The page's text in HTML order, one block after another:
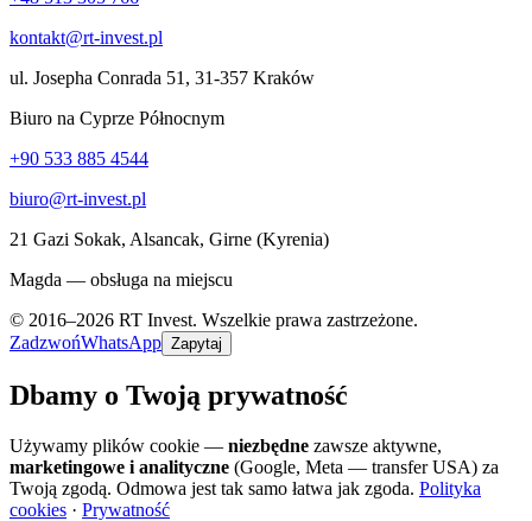
kontakt@rt-invest.pl
ul. Josepha Conrada 51, 31-357 Kraków
Biuro na Cyprze Północnym
+90 533 885 4544
biuro@rt-invest.pl
21 Gazi Sokak, Alsancak, Girne (Kyrenia)
Magda — obsługa na miejscu
© 2016–2026 RT Invest. Wszelkie prawa zastrzeżone.
ZadzwońWhatsApp Zapytaj
Dbamy o Twoją prywatność
Używamy plików cookie — niezbędne zawsze aktywne,
marketingowe i analityczne (Google, Meta — transfer USA) za
Twoją zgodą. Odmowa jest tak samo łatwa jak zgoda. Polityka
cookies · Prywatność